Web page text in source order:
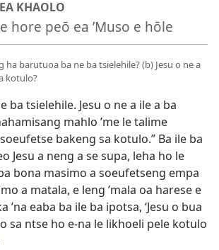
KHAOLO
hore peō ea ’Muso e hōle
ha barutuoa ba ne ba tsielehile? (b) Jesu o ne a
kotulo?
ba tsielehile. Jesu o ne a ile a ba
mahlo ’me le talime
bakeng sa kotulo.” Ba ile ba
Jesu a neng a se supa, leha ho le
bona masimo a soeufetseng empa
a matala, e leng ’mala oa harese e
’na eaba ba ile ba ipotsa, ‘Jesu o bua
sa ntse ho e-na le likhoeli pele kotulo